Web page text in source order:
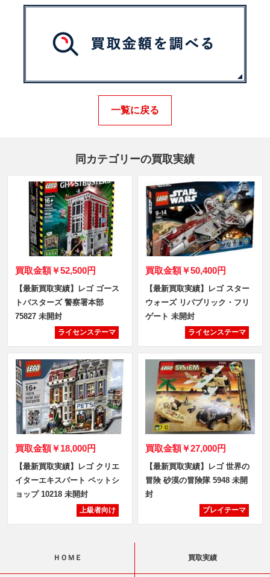
一覧に戻る
同カテゴリーの買取実績
買取金額￥52,500円
【最新買取実績】レゴ ゴース
トバスターズ 警察署本部
75827 未開封
ライセンステーマ
買取金額￥50,400円
【最新買取実績】レゴ スター
ウォーズ リパブリック・フリ
ゲート 未開封
ライセンステーマ
買取金額￥18,000円
【最新買取実績】レゴ クリエ
イターエキスパート ペットシ
ョップ 10218 未開封
上級者向け
買取金額￥27,000円
【最新買取実績】レゴ 世界の
冒険 砂漠の冒険隊 5948 未開
封
プレイテーマ
ＨＯＭＥ 買取実績